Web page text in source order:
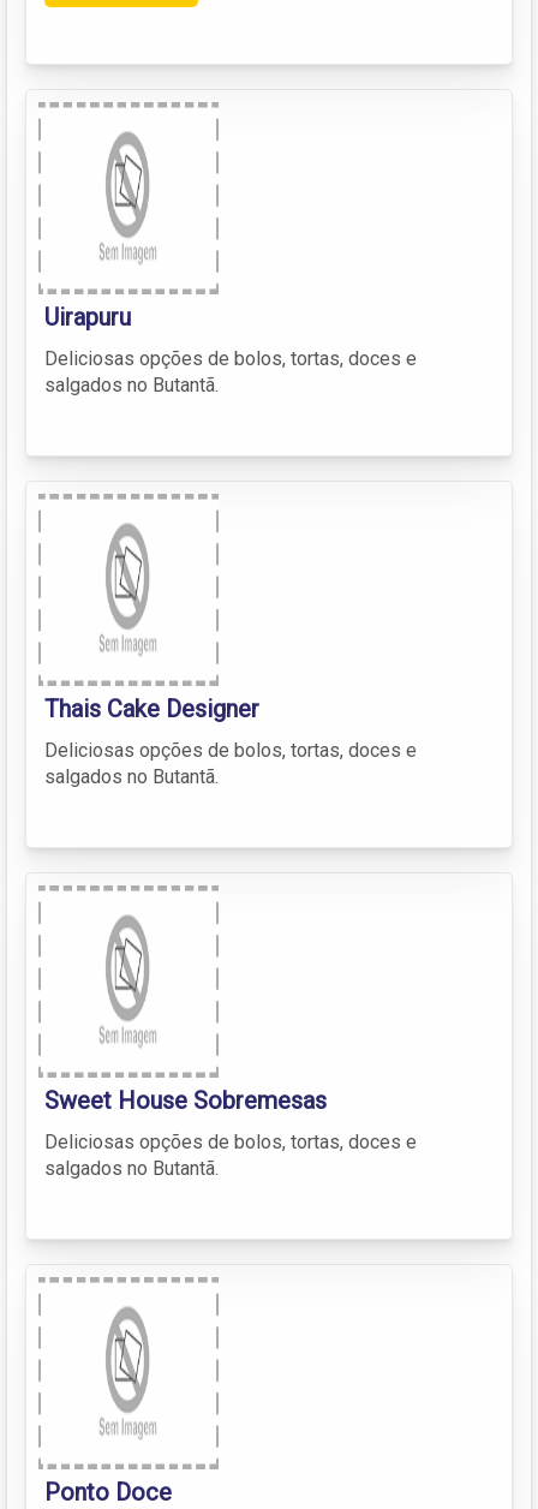
Uirapuru
Deliciosas opções de bolos, tortas, doces e
salgados no Butantã.
Thais Cake Designer
Deliciosas opções de bolos, tortas, doces e
salgados no Butantã.
Sweet House Sobremesas
Deliciosas opções de bolos, tortas, doces e
salgados no Butantã.
Ponto Doce